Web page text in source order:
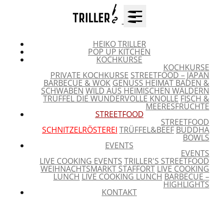
HEIKO TRILLER
POP UP KITCHEN
KOCHKURSE
KOCHKURSE
PRIVATE KOCHKURSE STREETFOOD – JAPAN
BARBECUE & WOK GENUSS HEIMAT BADEN &
SCHWABEN WILD AUS HEIMISCHEN WÄLDERN
TRÜFFEL DIE WUNDERVOLLE KNOLLE FISCH &
MEERESFRÜCHTE
STREETFOOD
STREETFOOD
SCHNITZELRÖSTEREI TRÜFFEL&BEEF BUDDHA
BOWLS
EVENTS
EVENTS
LIVE COOKING EVENTS TRILLER'S STREETFOOD
WEIHNACHTSMARKT STAFFORT LIVE COOKING
LUNCH LIVE COOKING LUNCH BARBECUE –
HIGHLIGHTS
KONTAKT